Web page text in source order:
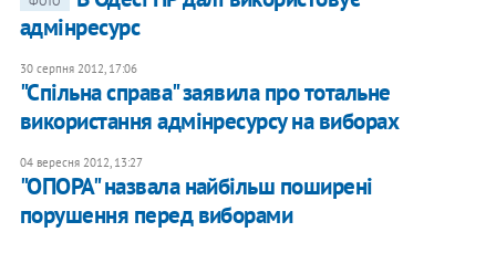
адмінресурс
30 серпня 2012, 17:06
"Спільна справа" заявила про тотальне
використання адмінресурсу на виборах
04 вересня 2012, 13:27
"ОПОРА" назвала найбільш поширені
порушення перед виборами